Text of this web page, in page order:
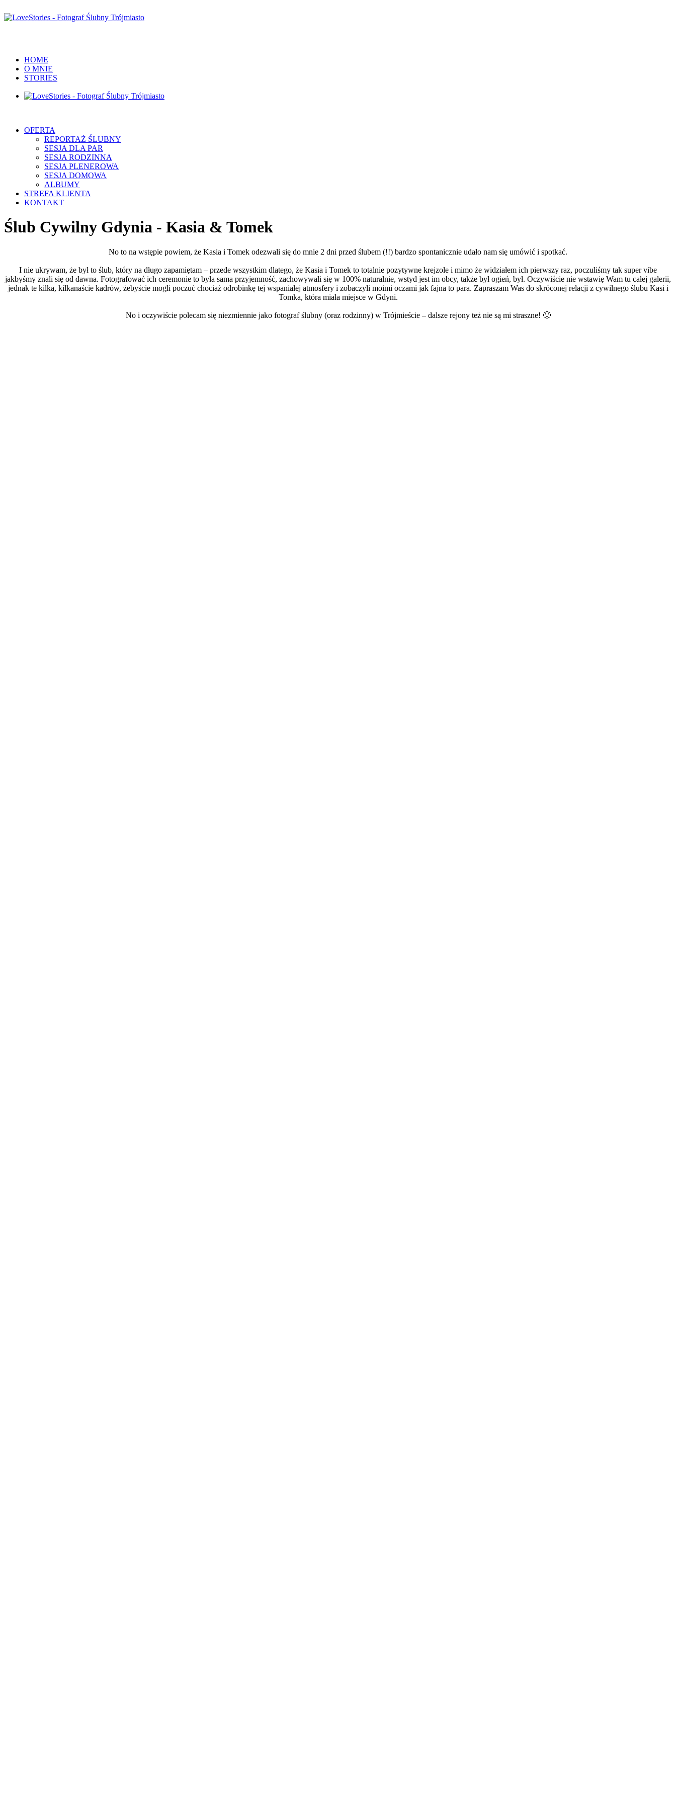
HOME
O MNIE
STORIES
OFERTA
REPORTAŻ ŚLUBNY
SESJA DLA PAR
SESJA RODZINNA
SESJA PLENEROWA
SESJA DOMOWA
ALBUMY
STREFA KLIENTA
KONTAKT
Ślub Cywilny Gdynia - Kasia & Tomek
No to na wstępie powiem, że Kasia i Tomek odezwali się do mnie 2 dni przed ślubem (!!) bardzo spontanicznie udało nam się umówić i spotkać.
I nie ukrywam, że był to ślub, który na długo zapamiętam – przede wszystkim dlatego, że Kasia i Tomek to totalnie pozytywne krejzole i mimo że widziałem ich pierwszy raz, poczuliśmy tak super vibe
jakbyśmy znali się od dawna. Fotografować ich ceremonie to była sama przyjemność, zachowywali się w 100% naturalnie, wstyd jest im obcy, także był ogień, był. Oczywiście nie wstawię Wam tu całej galerii,
jednak te kilka, kilkanaście kadrów, żebyście mogli poczuć chociaż odrobinkę tej wspaniałej atmosfery i zobaczyli moimi oczami jak fajna to para. Zapraszam Was do skróconej relacji z cywilnego ślubu Kasi i
Tomka, która miała miejsce w Gdyni.
No i oczywiście polecam się niezmiennie jako fotograf ślubny (oraz rodzinny) w Trójmieście – dalsze rejony też nie są mi straszne! 🙂